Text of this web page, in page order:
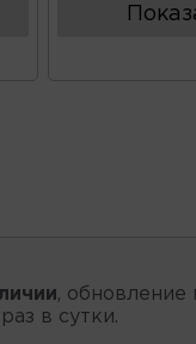
, обновление
в сутки.